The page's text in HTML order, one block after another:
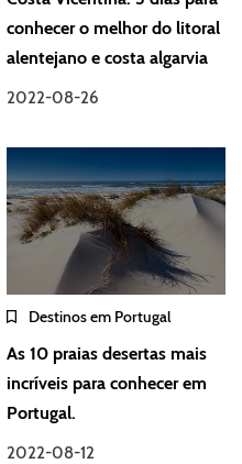
conhecer o melhor do litoral
alentejano e costa algarvia
2022-08-26
Destinos em Portugal
As 10 praias desertas mais
incríveis para conhecer em
Portugal.
2022-08-12